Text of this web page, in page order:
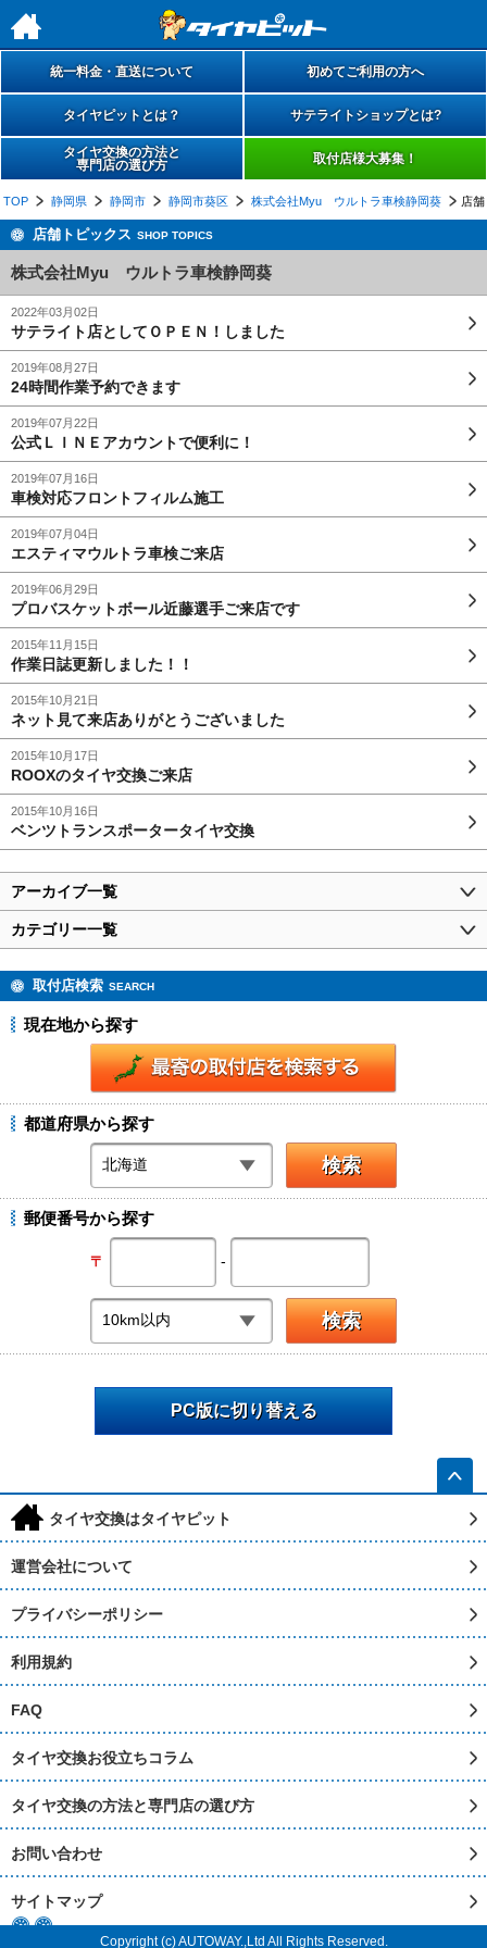
h
統一料金・直送について 初めてご利用の方へ
タイヤピットとは？ サテライトショップとは?
タイヤ交換の方法と
専門店の選び方
取付店様大募集！
TOP 静岡県 静岡市 静岡市葵区 株式会社Myu ウルトラ車検静岡葵 店
店舗トピックス SHOP TOPICS
株式会社Myu ウルトラ車検静岡葵
2022年03月02日
サテライト店としてＯＰＥＮ！しました
2019年08月27日
24時間作業予約できます
2019年07月22日
公式ＬＩＮＥアカウントで便利に！
2019年07月16日
車検対応フロントフィルム施工
2019年07月04日
エスティマウルトラ車検ご来店
2019年06月29日
プロバスケットボール近藤選手ご来店です
2015年11月15日
作業日誌更新しました！！
2015年10月21日
ネット見て来店ありがとうございました
2015年10月17日
ROOXのタイヤ交換ご来店
2015年10月16日
ベンツトランスポータータイヤ交換
アーカイブ一覧
カテゴリー一覧
取付店検索 SEARCH
現在地から探す
都道府県から探す
郵便番号から探す
〒 -
PC版に切り替える
h タイヤ交換はタイヤピット
運営会社について
プライバシーポリシー
利用規約
FAQ
タイヤ交換お役立ちコラム
タイヤ交換の方法と専門店の選び方
お問い合わせ
サイトマップ
Copyright (c) AUTOWAY.,Ltd All Rights Reserved.